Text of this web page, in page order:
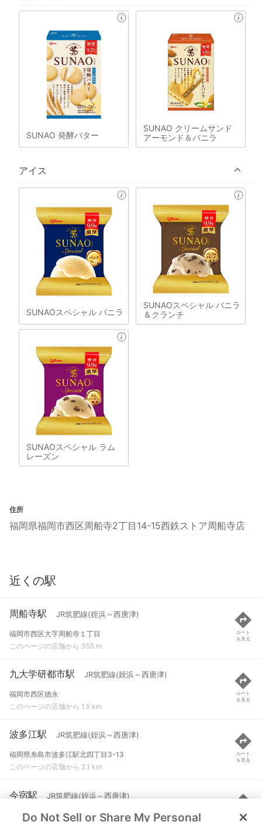
SUNAO 発酵バター
SUNAO クリームサンド
アーモンド＆バニラ
アイス
SUNAOスペシャル バニラ
SUNAOスペシャル バニラ
＆クランチ
SUNAOスペシャル ラム
レーズン
住所
福岡県福岡市西区周船寺2丁目14-15西鉄ストア周船寺店
近くの駅
周船寺駅 JR筑肥線(姪浜～西唐津)
福岡市西区大字周船寺１丁目
このページの店舗から 355 m
ルート
を見る
九大学研都市駅 JR筑肥線(姪浜～西唐津)
福岡市西区徳永
このページの店舗から 1.5 km
ルート
を見る
波多江駅 JR筑肥線(姪浜～西唐津)
福岡県糸島市波多江駅北四丁目3-13
このページの店舗から 2.1 km
ルート
を見る
今宿駅 JR筑肥線(姪浜～西唐津)
福岡市西区今宿駅前１丁目
ルート
を見る
Do Not Sell or Share My Personal